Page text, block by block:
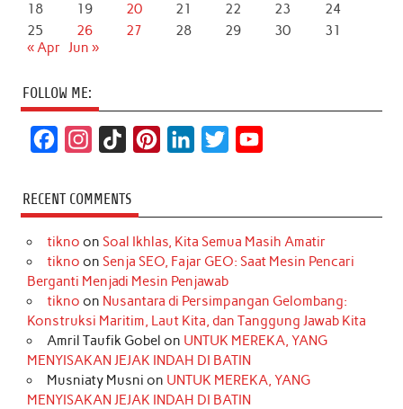
18
19 20 21 22 23
24
25
26 27 28 29 30
31
« Apr Jun »
FOLLOW ME:
c
e
b
o
k
s
t
a
r
a
m
k
T
o
k
t
e
r
e
s
t
k
e
d
I
n
t
t
r
T
u
e
RECENT COMMENTS
tikno on Soal Ikhlas, Kita Semua Masih Amatir
tikno on Senja SEO, Fajar GEO: Saat Mesin Pencari
Berganti Menjadi Mesin Penjawab
tikno on Nusantara di Persimpangan Gelombang:
Konstruksi Maritim, Laut Kita, dan Tanggung Jawab Kita
Amril Taufik Gobel on UNTUK MEREKA, YANG
MENYISAKAN JEJAK INDAH DI BATIN
Musniaty Musni on UNTUK MEREKA, YANG
MENYISAKAN JEJAK INDAH DI BATIN